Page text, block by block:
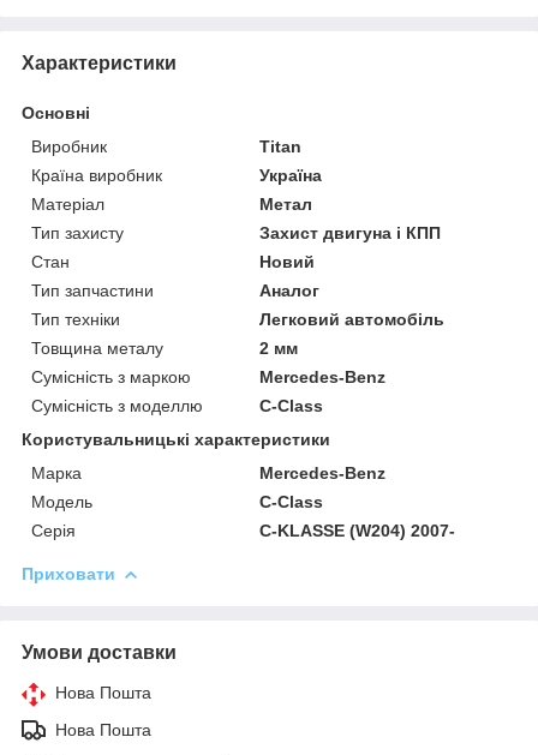
Характеристики
Основні
Виробник
Titan
Країна виробник
Україна
Матеріал
Метал
Тип захисту
Захист двигуна і КПП
Стан
Новий
Тип запчастини
Аналог
Тип техніки
Легковий автомобіль
Товщина металу
2 мм
Сумісність з маркою
Mercedes-Benz
Сумісність з моделлю
C-Class
Користувальницькі характеристики
Марка
Mercedes-Benz
Модель
C-Class
Серія
C-KLASSE (W204) 2007-
Приховати
Умови доставки
Нова Пошта
Нова Пошта